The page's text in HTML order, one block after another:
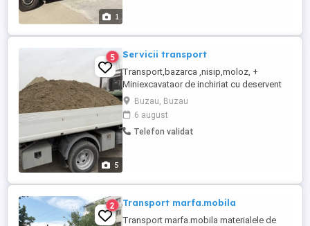
1
5
5 Servicii transport
Transport,bazarca ,nisip,moloz, +
Miniexcavataor de inchiriat cu deservent
pt diverse lucrari, fundatii case , garduri ,
beciuri , defrisari de vie , etc...materiale de
constructii,etc...ieftin sub prețul
pieței,autoutilitara basculabila
Buzau, Buzau
6 august
Telefon validat
2 Transport marfa.mobila
Transport marfa.mobila materialele de